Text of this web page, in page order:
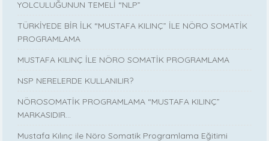
YOLCULUĞUNUN TEMELİ “NLP”
TÜRKİYEDE BİR İLK “MUSTAFA KILINÇ” İLE NÖRO SOMATİK
PROGRAMLAMA
MUSTAFA KILINÇ İLE NÖRO SOMATİK PROGRAMLAMA
NSP NERELERDE KULLANILIR?
NÖROSOMATİK PROGRAMLAMA “MUSTAFA KILINÇ”
MARKASIDIR…
Mustafa Kılınç ile Nöro Somatik Programlama Eğitimi